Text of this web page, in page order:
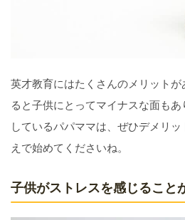
英才教育にはたくさんのメリットが
ると子供にとってマイナスな面も
しているパパママは、ぜひデメリ
えで始めてくださいね。
子供がストレスを感じること